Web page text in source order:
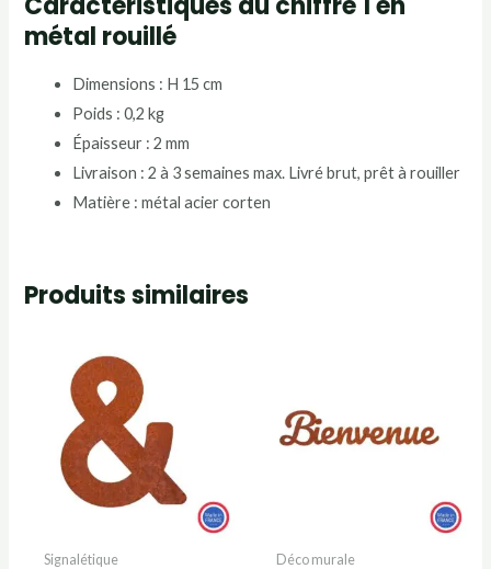
métal rouillé
Dimensions : H 15 cm
Poids : 0,2 kg
Épaisseur : 2 mm
Livraison : 2 à 3 semaines max. Livré brut, prêt à rouiller
Matière : métal acier corten
Produits similaires
Signalétique Déco murale